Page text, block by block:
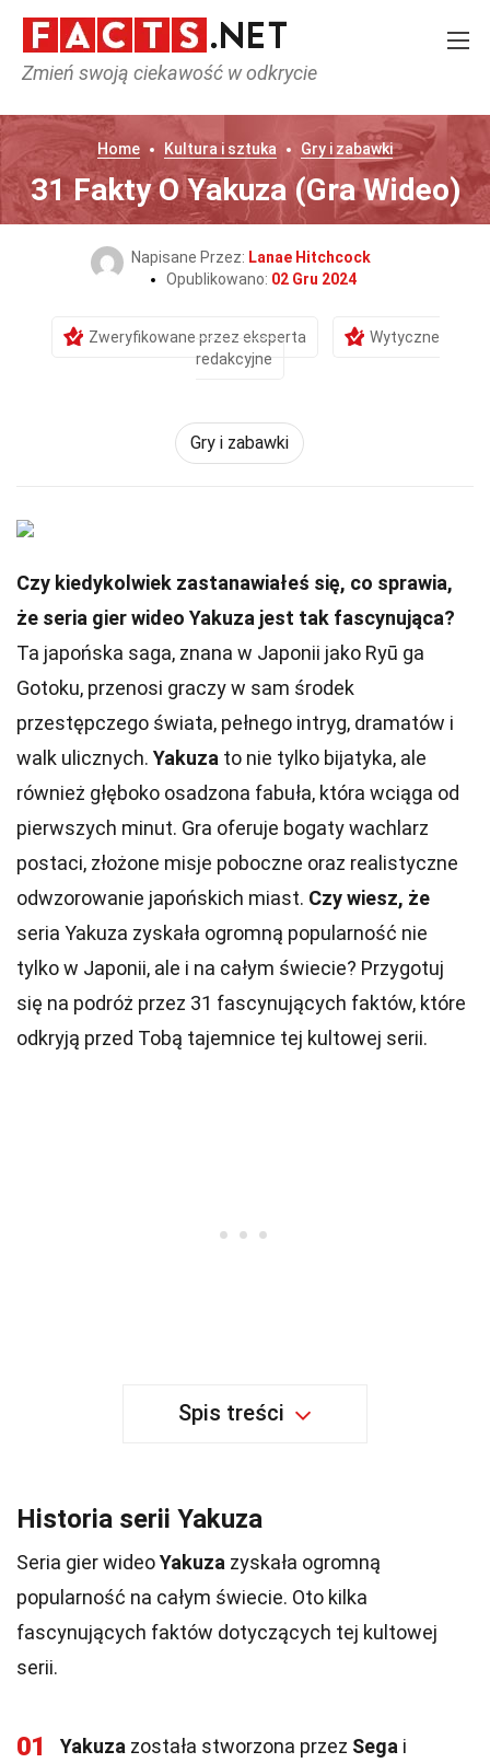
Zmień swoją ciekawość w odkrycie
Home Kultura i sztuka Gry i zabawki
31 Fakty O Yakuza (Gra Wideo)
Napisane Przez: Lanae Hitchcock
Opublikowano: 02 Gru 2024
Zweryfikowane przez eksperta
Wytyczne
redakcyjne
Gry i zabawki
Czy kiedykolwiek zastanawiałeś się, co sprawia,
że seria gier wideo Yakuza jest tak fascynująca?
Ta japońska saga, znana w Japonii jako Ryū ga
Gotoku, przenosi graczy w sam środek
przestępczego świata, pełnego intryg, dramatów i
walk ulicznych. Yakuza to nie tylko bijatyka, ale
również głęboko osadzona fabuła, która wciąga od
pierwszych minut. Gra oferuje bogaty wachlarz
postaci, złożone misje poboczne oraz realistyczne
odwzorowanie japońskich miast. Czy wiesz, że
seria Yakuza zyskała ogromną popularność nie
tylko w Japonii, ale i na całym świecie? Przygotuj
się na podróż przez 31 fascynujących faktów, które
odkryją przed Tobą tajemnice tej kultowej serii.
Spis treści
Historia serii Yakuza
Seria gier wideoYakuza zyskała ogromną
popularność na całym świecie. Oto kilka
fascynujących faktów dotyczących tej kultowej
serii.
01 Yakuza została stworzona przez Sega i